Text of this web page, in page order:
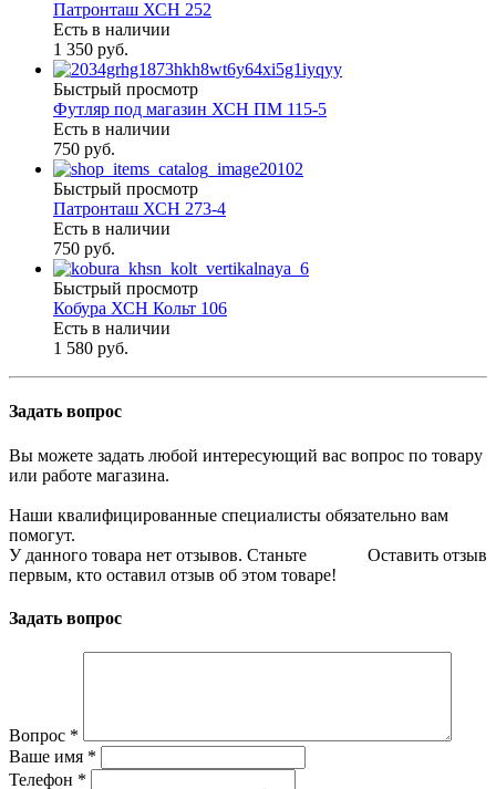
Патронташ ХСН 252
Есть в наличии
1 350 руб.
Быстрый просмотр
Футляр под магазин ХСН ПМ 115-5
Есть в наличии
750 руб.
Быстрый просмотр
Патронташ ХСН 273-4
Есть в наличии
750 руб.
Быстрый просмотр
Кобура ХСН Кольт 106
Есть в наличии
1 580 руб.
Задать вопрос
Вы можете задать любой интересующий вас вопрос по товару
или работе магазина.
Наши квалифицированные специалисты обязательно вам
помогут.
Оставить отзыв
У данного товара нет отзывов. Станьте
первым, кто оставил отзыв об этом товаре!
Задать вопрос
Вопрос *
Ваше имя *
Телефон *